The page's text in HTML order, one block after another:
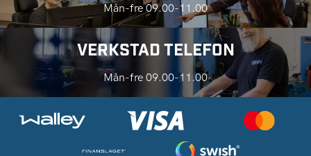
Mån-fre 09.00-11.00
VERKSTAD TELEFON
Mån-fre 09.00-11.00